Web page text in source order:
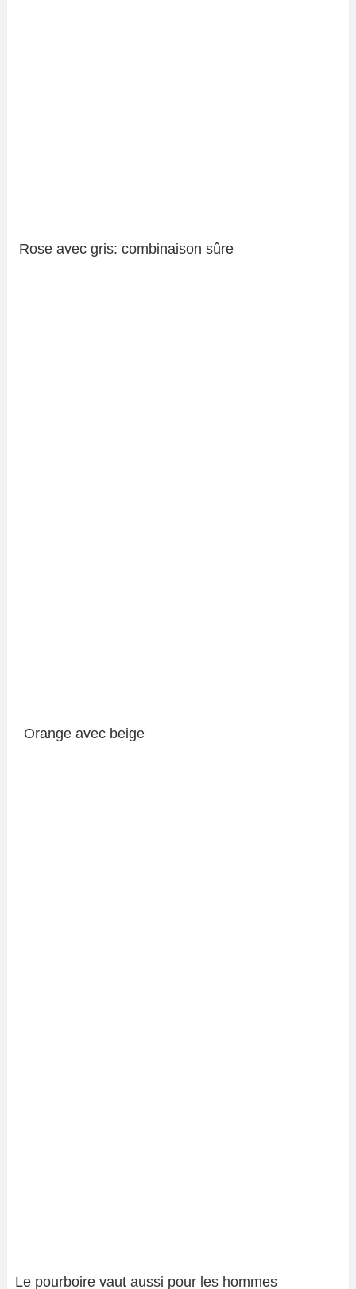
Rose avec gris: combinaison sûre
Orange avec beige
Le pourboire vaut aussi pour les hommes